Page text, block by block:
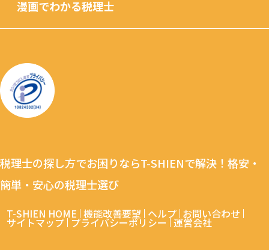
漫画でわかる税理士
税理士の探し方でお困りならT-SHIENで解決！格安・
簡単・安心の税理士選び
T-SHIEN HOME 機能改善要望 ヘルプ お問い合わせ
サイトマップ プライバシーポリシー 運営会社